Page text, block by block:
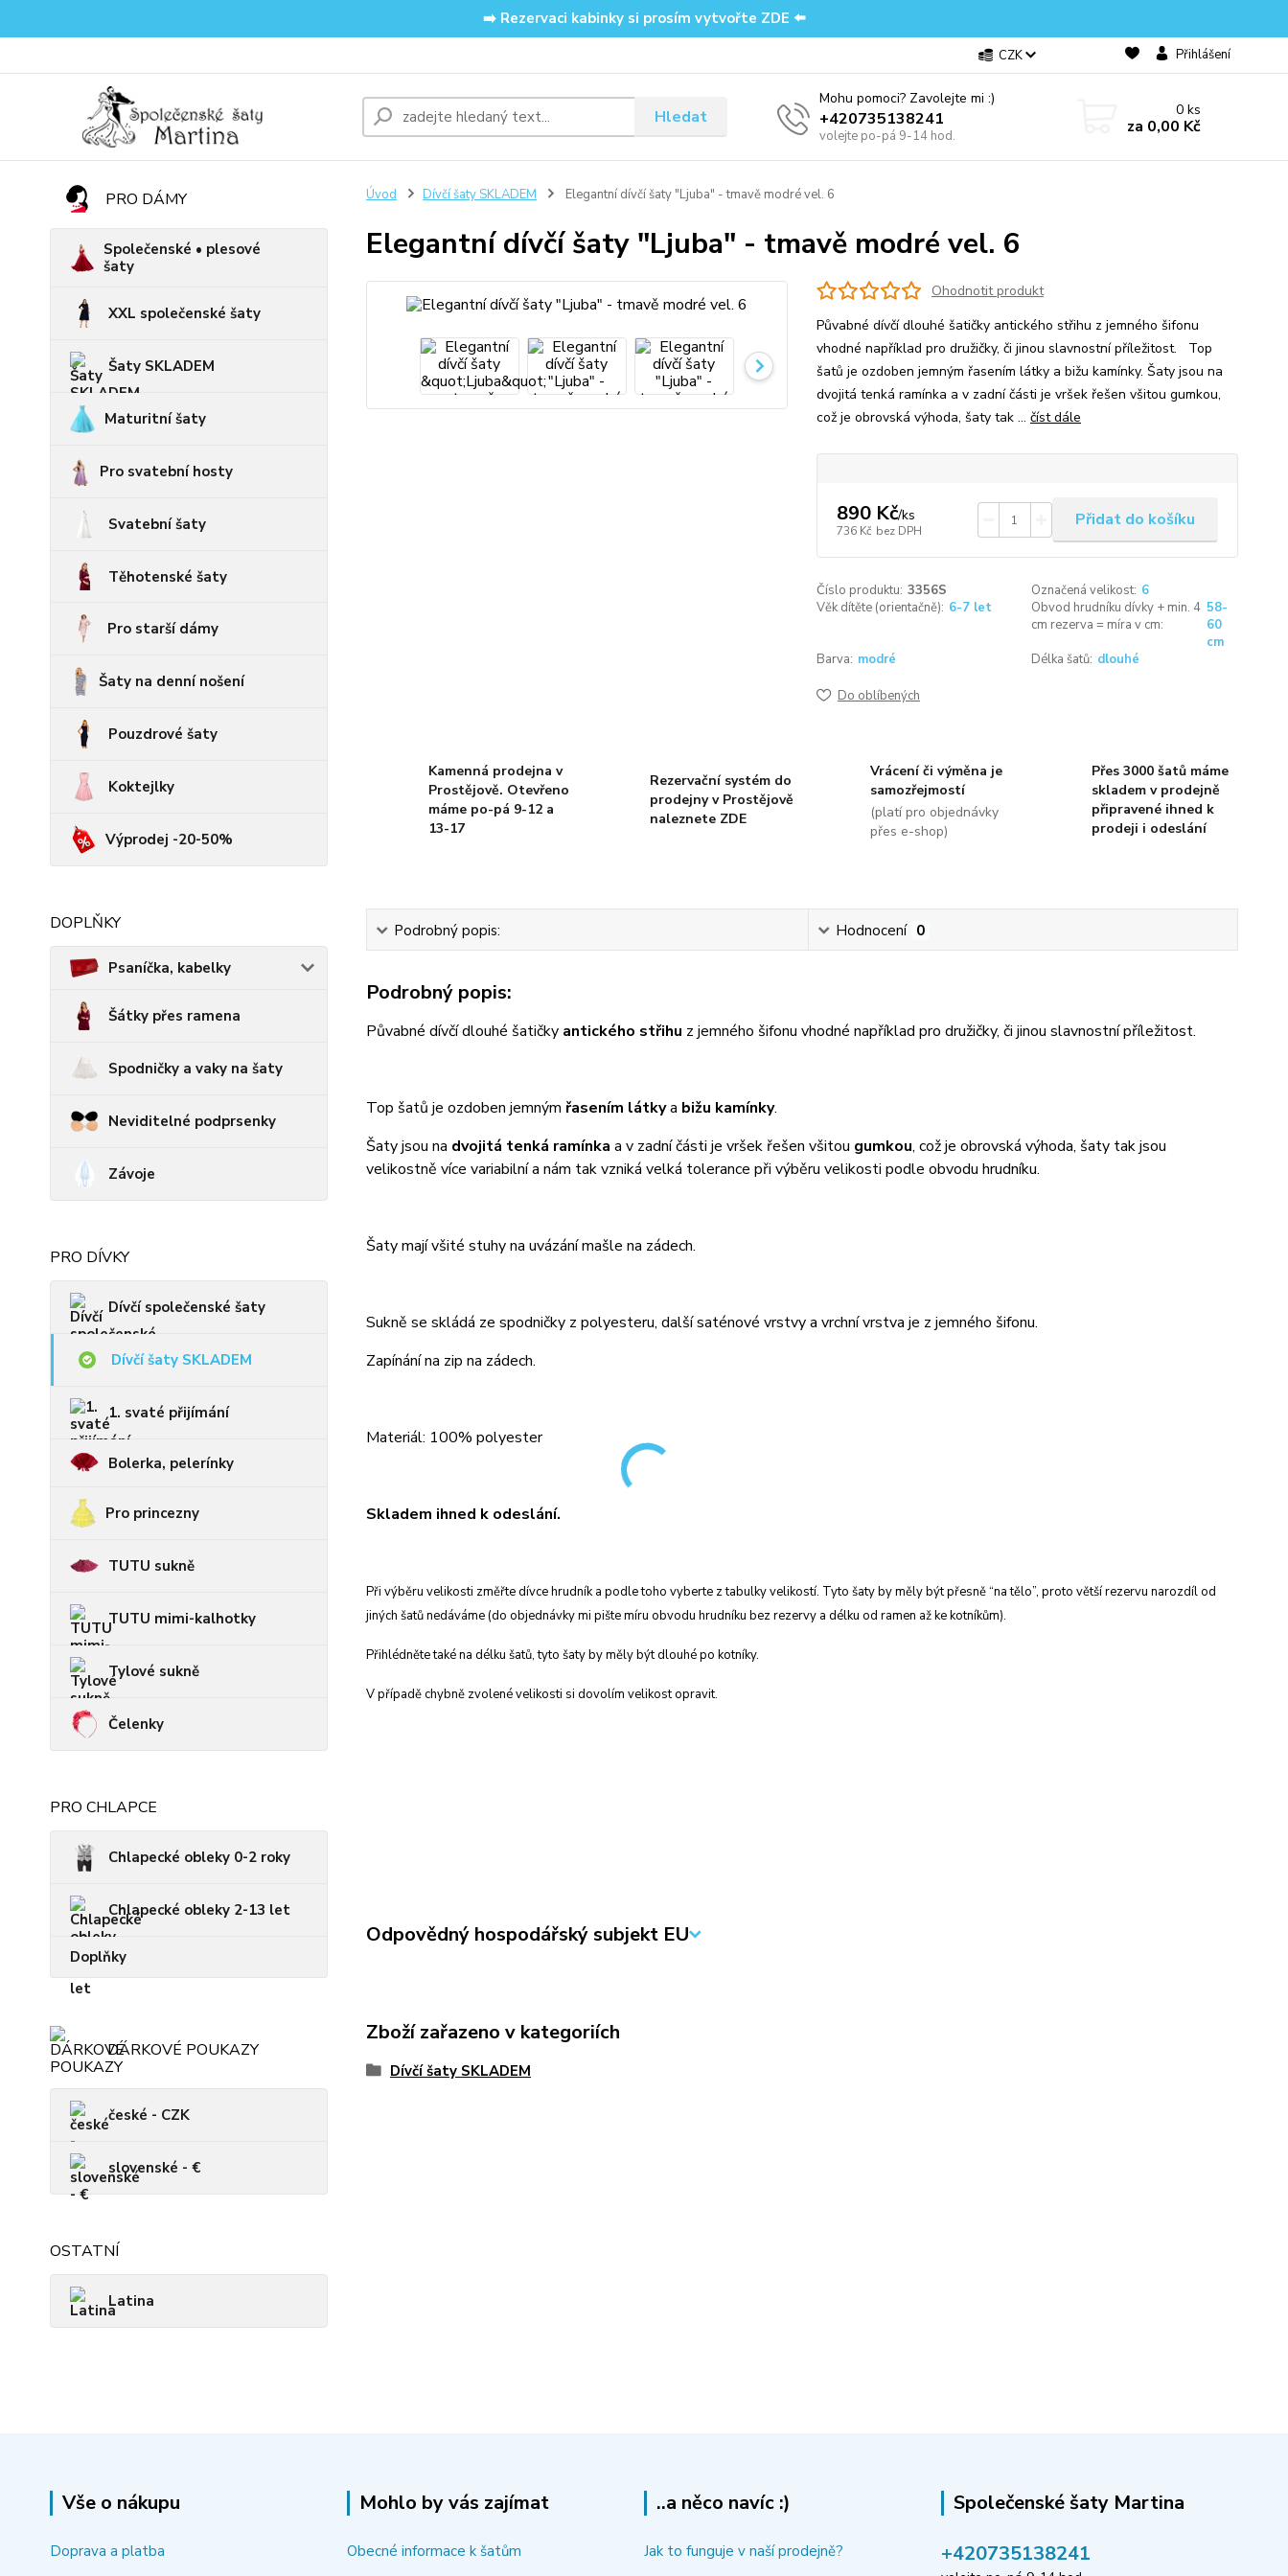
➡️ Rezervaci kabinky si prosím vytvořte ZDE ⬅️
CZK Přihlášení
Hledat
Mohu pomoci? Zavolejte mi :)
‭+420735138241
volejte po-pá 9-14 hod.
0ks
za 0,00 Kč
PRO DÁMY
Společenské • plesové
šaty
XXL společenské šaty
Šaty SKLADEM
Maturitní šaty
Pro svatební hosty
Svatební šaty
Těhotenské šaty
Pro starší dámy
Šaty na denní nošení
Pouzdrové šaty
Koktejlky
Výprodej -20-50%
DOPLŇKY
Psaníčka, kabelky
Šátky přes ramena
Spodničky a vaky na šaty
Neviditelné podprsenky
Závoje
PRO DÍVKY
Dívčí společenské šaty
Dívčí šaty SKLADEM
1. svaté přijímání
Bolerka, pelerínky
Pro princezny
TUTU sukně
TUTU mimi-kalhotky
Tylové sukně
Čelenky
PRO CHLAPCE
Chlapecké obleky 0-2 roky
Chlapecké obleky 2-13 let
Doplňky
DÁRKOVÉ POUKAZY
české - CZK
slovenské - €
OSTATNÍ
Latina
Úvod Dívčí šaty SKLADEM Elegantní dívčí šaty "Ljuba" - tmavě modré vel. 6
Elegantní dívčí šaty "Ljuba" - tmavě modré vel. 6
Ohodnotit produkt
Půvabné dívčí dlouhé šatičky antického střihu z jemného šifonu
vhodné například pro družičky, či jinou slavnostní příležitost. Top
šatů je ozdoben jemným řasením látky a bižu kamínky. Šaty jsou na
dvojitá tenká ramínka a v zadní části je vršek řešen všitou gumkou,
což je obrovská výhoda, šaty tak ... číst dále
890 Kč/ks
736 Kč bez DPH
Přidat do košíku
Číslo produktu: 3356S Označená velikost: 6
Věk dítěte (orientačně): 6-7 let
Obvod hrudníku dívky + min. 4
cm rezerva = míra v cm:
58-
60
cm
Barva: modré Délka šatů: dlouhé
Do oblíbených
Kamenná prodejna v
Prostějově. Otevřeno
máme po-pá 9-12 a
13-17
Rezervační systém do
prodejny v Prostějově
naleznete ZDE
Vrácení či výměna je
samozřejmostí
(platí pro objednávky
přes e-shop)
Přes 3000 šatů máme
skladem v prodejně
připravené ihned k
prodeji i odeslání
Podrobný popis: Hodnocení 0
Podrobný popis:
Půvabné dívčí dlouhé šatičky antického střihu z jemného šifonu vhodné například pro družičky, či jinou slavnostní příležitost.
Top šatů je ozdoben jemným řasením látkya bižu kamínky.
Šaty jsou na dvojitá tenká ramínka a v zadní části je vršek řešen všitou gumkou, což je obrovská výhoda, šaty tak jsou
velikostně více variabilní a nám tak vzniká velká tolerance při výběru velikosti podle obvodu hrudníku.
Šaty mají všité stuhy na uvázání mašle na zádech.
Sukně se skládá ze spodničky z polyesteru, další saténové vrstvy a vrchní vrstva je z jemného šifonu.
Zapínání na zip na zádech.
Materiál: 100% polyester
Skladem ihned k odeslání.
Při výběru velikosti změřte dívce hrudník a podle toho vyberte z tabulky velikostí. Tyto šaty by měly být přesně “na tělo”, proto větší rezervu narozdíl od
jiných šatů nedáváme (do objednávky mi pište míru obvodu hrudníku bez rezervy a délku od ramen až ke kotníkům).
Přihlédněte také na délku šatů, tyto šaty by měly být dlouhé po kotníky.
V případě chybně zvolené velikosti si dovolím velikost opravit.
Odpovědný hospodářský subjekt EU
Zboží zařazeno v kategoriích
Dívčí šaty SKLADEM
Vše o nákupu
Doprava a platba
Mohlo by vás zajímat
Obecné informace k šatům
..a něco navíc :)
Jak to funguje v naší prodejně?
Společenské šaty Martina
‭+420735138241